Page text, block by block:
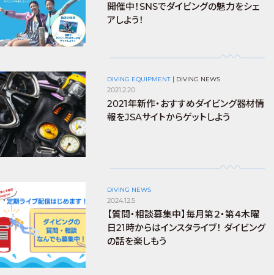
開催中！SNSでダイビングの魅力をシェ
アしよう！
DIVING EQUIPMENT DIVING NEWS
2021.2.20
2021年新作・おすすめダイビング器材情
報をJSAサイトからゲットしよう
DIVING NEWS
2024.12.5
【質問・相談募集中】毎月第２・第４木曜
日21時からはインスタライブ！ ダイビング
の話を楽しもう